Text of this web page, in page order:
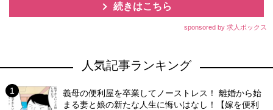
続きはこちら
sponsored by 求人ボックス
人気記事ランキング
義母の便利屋を卒業してノーストレス！ 離婚から始
まる妻と娘の新たな人生に悔いはなし！【嫁を便利